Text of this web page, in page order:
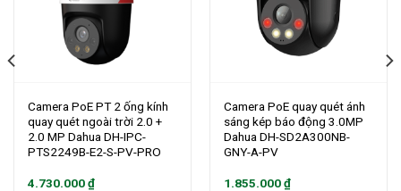
Camera PoE PT 2 ống kính
quay quét ngoài trời 2.0 +
2.0 MP Dahua DH-IPC-
PTS2249B-E2-S-PV-PRO
4.730.000₫
Camera PoE quay quét ánh
sáng kép báo động 3.0MP
Dahua DH-SD2A300NB-
GNY-A-PV
1.855.000₫